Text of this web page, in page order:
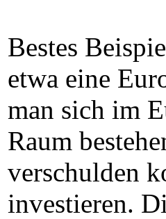
Bestes
etwa eine
man sich im
Raum
verschulden
investieren.